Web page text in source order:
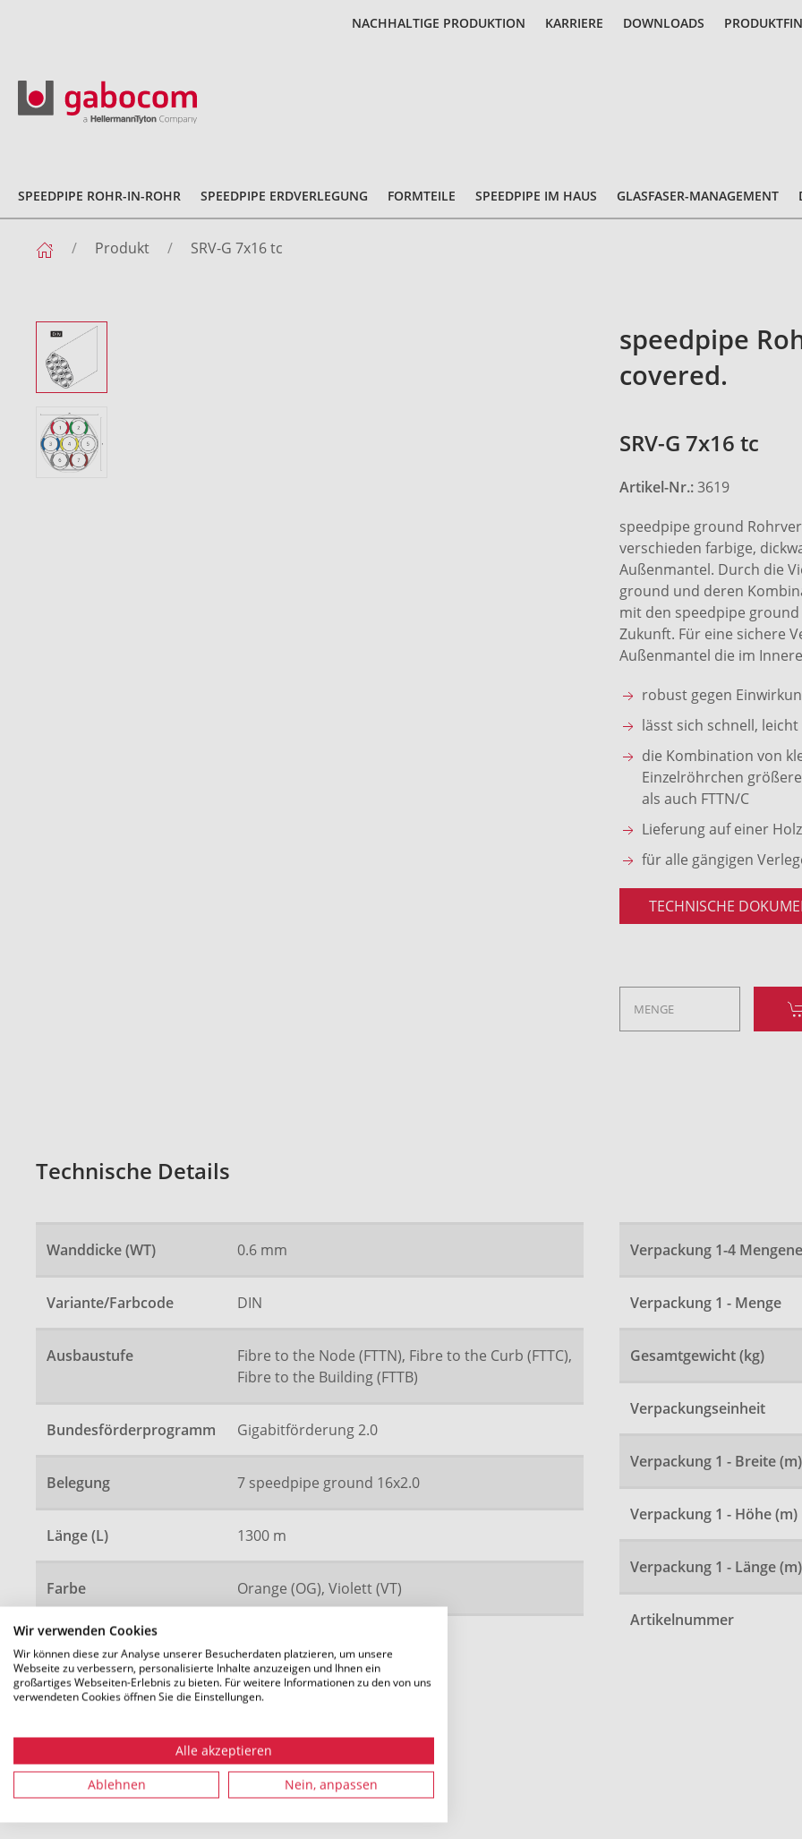
Wir verwenden Cookies
Wir können diese zur Analyse unserer Besucherdaten platzieren, um unsere
Webseite zu verbessern, personalisierte Inhalte anzuzeigen und Ihnen ein
großartiges Webseiten-Erlebnis zu bieten. Für weitere Informationen zu den von uns
verwendeten Cookies öffnen Sie die Einstellungen.
Alle akzeptieren
Ablehnen Nein, anpassen
NACHHALTIGE PRODUKTION KARRIERE DOWNLOADS
SPEEDPIPE ROHR-IN-ROHR SPEEDPIPE ERDVERLEGUNG FORMTEILE SPEEDPIPE IM HAUS GLASFASER-MANAGEMENT
Produkt SRV-G 7x16 tc
speedpipe
covered.
SRV-G 7x16 tc
Artikel-Nr.:3619
speedpipe ground
verschieden farbige,
Außenmantel. Durch die
ground und deren
mit den speedpipe
Zukunft. Für eine sichere
Außenmantel die im
robust gegen
lässt sich schnell,
die Kombination von
Einzelröhrchen
als auch FTTN/C
Lieferung auf einer
für alle gängigen
TECHNISCHE
Technische Details
Wanddicke (WT) 0.6 mm
Variante/Farbcode DIN
Ausbaustufe
Fibre to the Node (FTTN), Fibre to the Curb (FTTC),
Fibre to the Building (FTTB)
Bundesförderprogramm Gigabitförderung 2.0
Belegung 7 speedpipe ground 16x2.0
Länge (L) 1300 m
Farbe Orange (OG), Violett (VT)
Gewicht
Verpackung 1-4
Verpackung 1 - Menge
Gesamtgewicht (kg)
Verpackungseinheit
Verpackung 1 - Breite (m)
Verpackung 1 - Höhe (m)
Verpackung 1 - Länge (m)
Artikelnummer
Alle Maße in mm. Technische Änderungen vorbehalten.